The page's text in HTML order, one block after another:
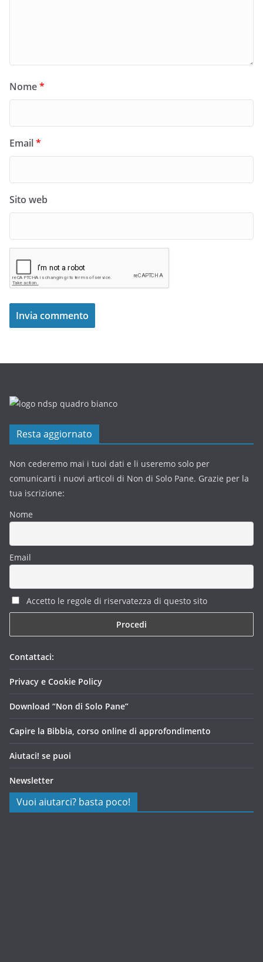
Nome*
Email*
Sito web
Resta aggiornato
Non cederemo mai i tuoi dati e li useremo solo per
comunicarti i nuovi articoli di Non di Solo Pane. Grazie per la
tua iscrizione:
Nome
Email
Accetto le regole di riservatezza di questo sito
Contattaci:
Privacy e Cookie Policy
Download “Non di Solo Pane”
Capire la Bibbia, corso online di approfondimento
Aiutaci! se puoi
Newsletter
Vuoi aiutarci? basta poco!